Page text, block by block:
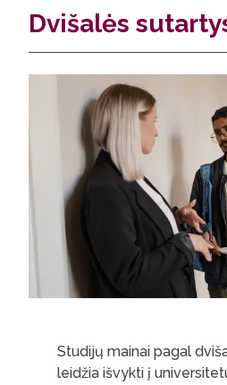
Dvišalės
Studijų mainai pagal
leidžia išvykti į